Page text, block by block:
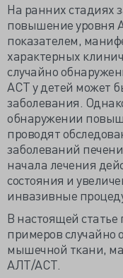
На ранних стадиях
повышение уровня
показателем,
характерных
случайно
АСТ у детей может
заболевания.
обнаружении
проводят
заболеваний
начала лечения
состояния и
инвазивные
В настоящей
примеров случайно
мышечной ткани,
АЛТ/АСТ.